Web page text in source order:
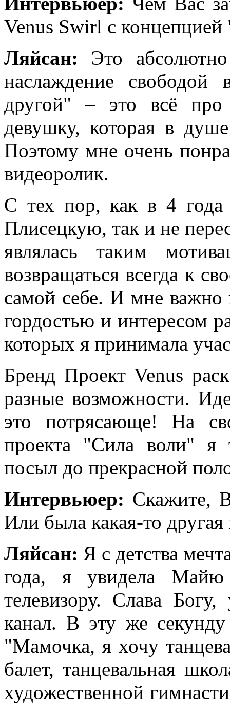
Venus Swirl с концепцией
Ляйсан: Это
наслаждение свободой
другой" – это всё
девушку, которая в
Поэтому мне очень
видеоролик.
С тех пор, как в 4
Плисецкую, так и не
являлась таким
возвращаться всегда к
самой себе. И мне важно
гордостью и интересом
которых я принимала
Бренд Проект Venus
разные возможности.
это потрясающе! На
проекта "Сила воли" я
посыл до прекрасной
Интервьюер: Скажите,
Или была какая-то другая
Ляйсан: Я с детства
года, я увидела
телевизору. Слава
канал. В эту же
"Мамочка, я хочу
балет, танцевальная
художественной